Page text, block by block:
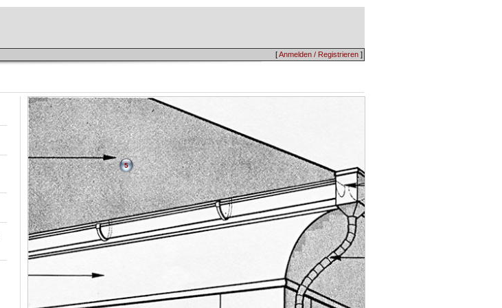
[Anmelden / Registrieren ]
5